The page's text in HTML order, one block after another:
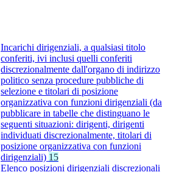
Incarichi dirigenziali, a qualsiasi titolo
conferiti, ivi inclusi quelli conferiti
discrezionalmente dall'organo di indirizzo
politico senza procedure pubbliche di
selezione e titolari di posizione
organizzativa con funzioni dirigenziali (da
pubblicare in tabelle che distinguano le
seguenti situazioni: dirigenti, dirigenti
individuati discrezionalmente, titolari di
posizione organizzativa con funzioni
dirigenziali) 15
Elenco posizioni dirigenziali discrezionali